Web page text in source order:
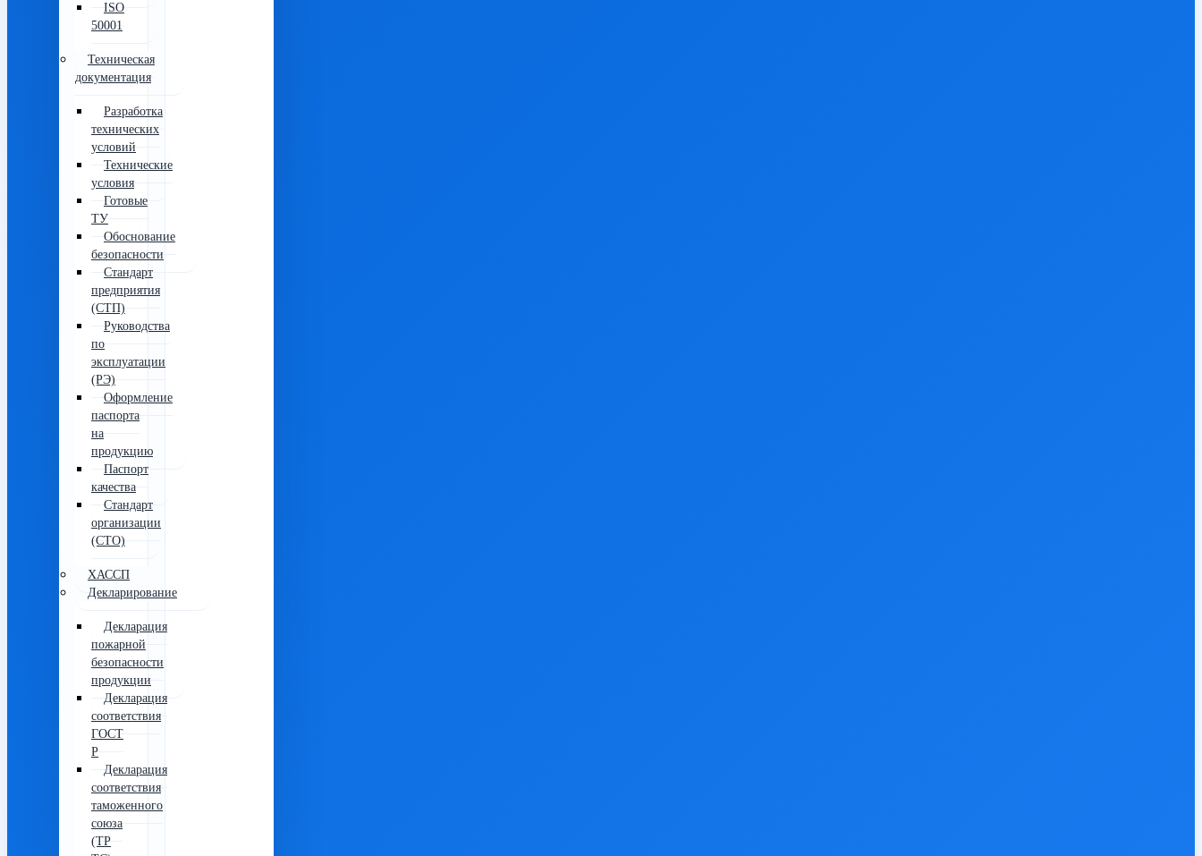
ISO
50001
Техническая
документация
Разработка
технических
условий
Технические
условия
Готовые
ТУ
Обоснование
безопасности
Стандарт
предприятия
(СТП)
Руководства
по
эксплуатации
(РЭ)
Оформление
паспорта
на
продукцию
Паспорт
качества
Стандарт
организации
(СТО)
ХАССП
Декларирование
Декларация
пожарной
безопасности
продукции
Декларация
соответствия
ГОСТ
Р
Декларация
соответствия
таможенного
союза
(ТР